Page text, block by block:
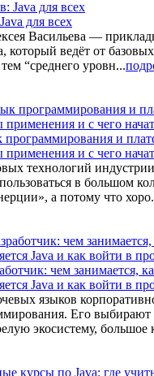
для всех
Васильева —
который ведёт от
“среднего уровн...
программирования и
применения и с чего
технологий
в большом
а потому что
чем занимается,
Java и как войти в
языков
Его выбирают
экосистему, большое